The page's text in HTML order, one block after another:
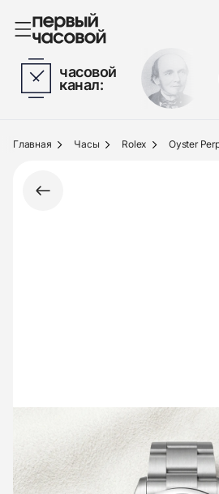
Часы
Украшения
Под заказ
Поиск по сайту
часовой
канал:
Главная Часы Rolex Oyster